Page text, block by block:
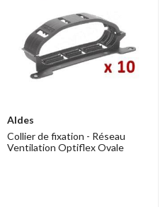
Aldes
Collier de fixation - Réseau
Ventilation Optiflex Ovale